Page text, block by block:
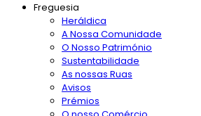
Freguesia
Heráldica
A Nossa Comunidade
O Nosso Património
Sustentabilidade
As nossas Ruas
Avisos
Prémios